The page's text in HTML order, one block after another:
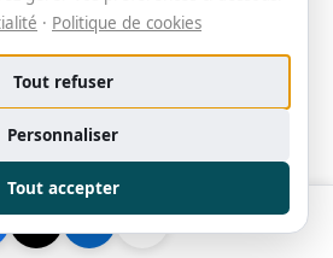
Tous droits réservés. v1.153.0
· Politique de cookies
Tout refuser
Personnaliser
Tout accepter